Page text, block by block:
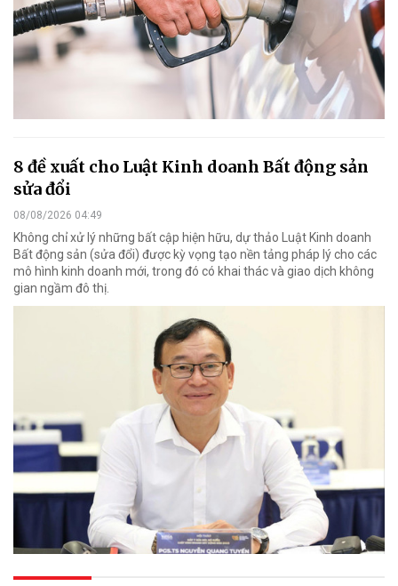
8 đề xuất cho Luật Kinh doanh Bất động sản
sửa đổi
08/08/2026 04:49
Không chỉ xử lý những bất cập hiện hữu, dự thảo Luật Kinh doanh
Bất động sản (sửa đổi) được kỳ vọng tạo nền tảng pháp lý cho các
mô hình kinh doanh mới, trong đó có khai thác và giao dịch không
gian ngầm đô thị.